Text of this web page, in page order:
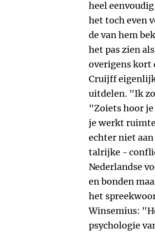
heel
het toch even
de van hem
het pas zien
overigens kort
Cruijff
uitdelen. "Ik
"Zoiets hoor
je werkt
echter niet
talrijke -
Nederlandse
en bonden
het
Winsemius:
psychologie